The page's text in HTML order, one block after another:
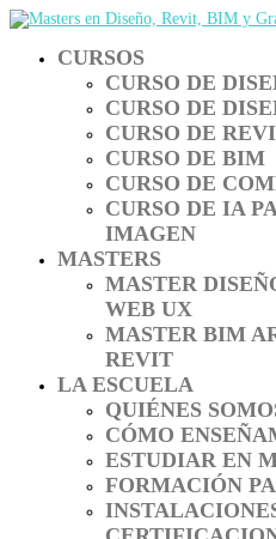
CURSOS
CURSO DE
CURSO DE
CURSO DE
CURSO DE BIM
CURSO DE
CURSO DE IA
IMAGEN
MASTERS
MASTER
WEB UX
MASTER BIM
REVIT
LA ESCUELA
QUIÉNES
CÓMO
ESTUDIAR EN
FORMACIÓN